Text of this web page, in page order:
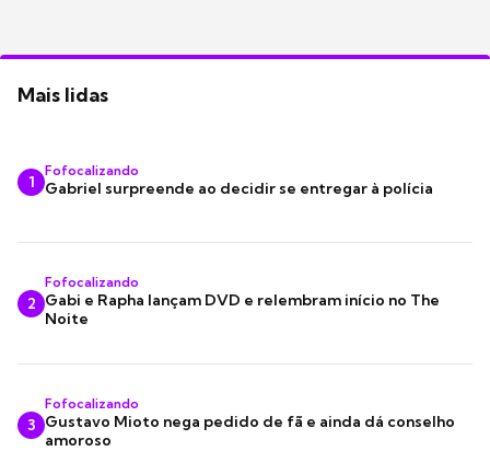
Mais lidas
1
Fofocalizando
Gabriel surpreende ao decidir se entregar à polícia
2
Fofocalizando
Gabi e Rapha lançam DVD e relembram início no The
Noite
3
Fofocalizando
Gustavo Mioto nega pedido de fã e ainda dá conselho
amoroso